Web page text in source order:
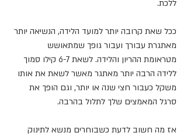
ללכת.
ככל שאת קרובה יותר למועד הלידה, הנשיאה יותר
מאתגרת עבורך ועבור גופך שמתאושש
מטראומת ההריון והלידה. לשאת 6-7 קילו סמוך
ללידה הרבה יותר מאתגר מאשר לשאת את אותו
משקל כעבור חצי שנה או יותר, וגם הופך את
סרגל המאמצים שלך לתלול בהרבה.
אז מה חשוב לדעת כשבוחרים מנשא לתינוק